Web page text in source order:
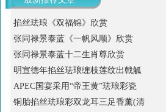
掐丝珐琅《双福锦》欣赏
张同禄景泰蓝《一帆风顺》欣赏
张同禄景泰蓝十二生肖尊欣赏
明宣德年掐丝珐琅缠枝莲纹出戟觚
APEC国宴采用“帝王黄”珐琅彩瓷
铜胎掐丝珐琅彩双龙耳三足香薰(清